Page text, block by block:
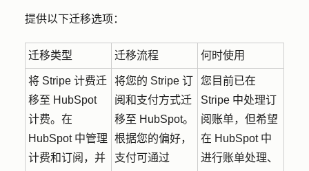
提供以下迁移选项：
迁移类型 迁移流程 何时使用
将 Stripe 计费迁
移至 HubSpot
计费。在
HubSpot 中管理
计费和订阅，并
将您的 Stripe 订
阅和支付方式迁
移至 HubSpot。
根据您的偏好，
支付可通过
您目前已在
Stripe 中处理订
阅账单，但希望
在 HubSpot 中
进行账单处理、